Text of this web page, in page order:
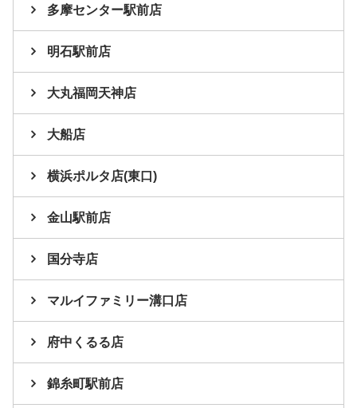
多摩センター駅前店
明石駅前店
大丸福岡天神店
大船店
横浜ポルタ店(東口)
金山駅前店
国分寺店
マルイファミリー溝口店
府中くるる店
錦糸町駅前店